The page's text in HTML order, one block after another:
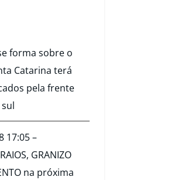
forma sobre o
Catarina terá
pela frente
17:05 –
GRANIZO
na próxima